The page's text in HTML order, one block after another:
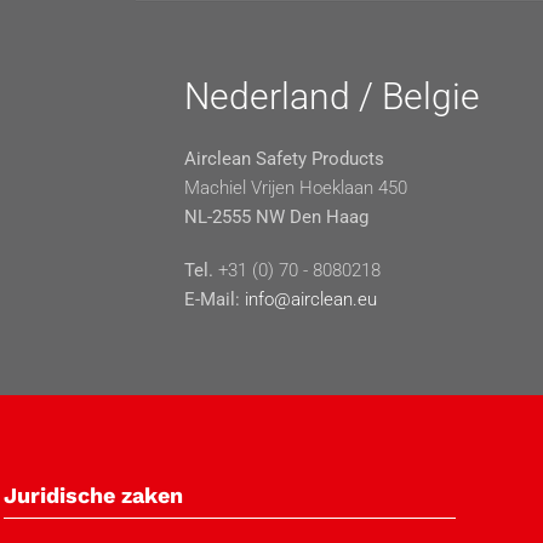
Nederland / Belgie
Airclean Safety Products
Machiel Vrijen Hoeklaan 450
NL-2555 NW Den Haag
Tel. +31 (0) 70 - 8080218
E-Mail: info@airclean.eu
Juridische zaken